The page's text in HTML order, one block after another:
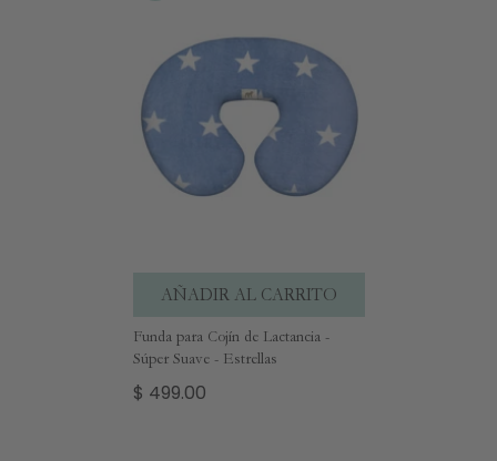
AÑADIR AL CARRITO
Funda para Cojín de Lactancia -
Súper Suave - Estrellas
$ 499.00